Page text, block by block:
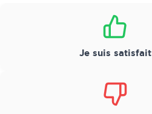
Je suis satisfait